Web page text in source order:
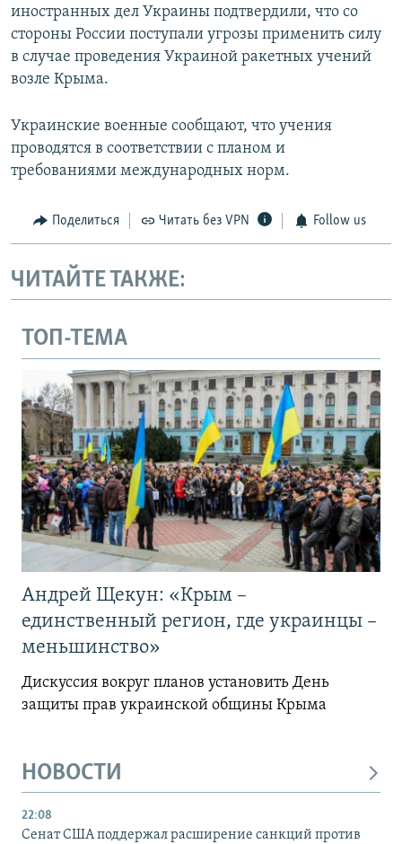
иностранных дел Украины подтвердили, что со
стороны России поступали угрозы применить силу
в случае проведения Украиной ракетных учений
возле Крыма.
Украинские военные сообщают, что учения
проводятся в соответствии с планом и
требованиями международных норм.
Поделиться Читать без VPN Follow us
ЧИТАЙТЕ ТАКЖЕ:
ТОП-ТЕМА
Андрей Щекун: «Крым –
единственный регион, где украинцы –
меньшинство»
Дискуссия вокруг планов установить День
защиты прав украинской общины Крыма
НОВОСТИ
22:08
Сенат США поддержал расширение санкций против